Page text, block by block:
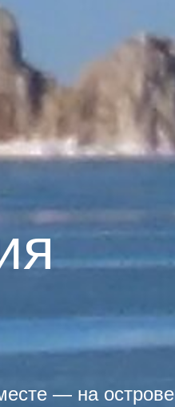
— на острове